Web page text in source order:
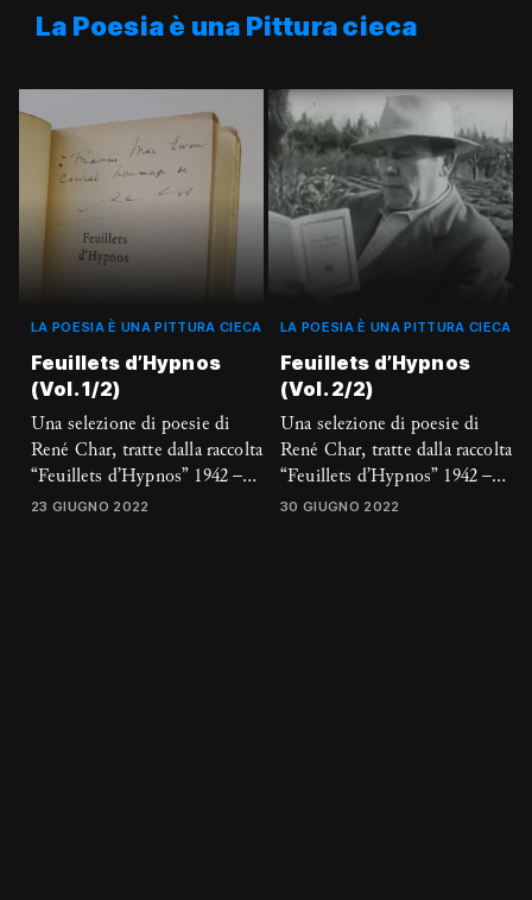
La Poesia è una Pittura cieca
LA POESIA È UNA PITTURA CIECA
Feuillets d’Hypnos
(Vol. 1/2)
Una selezione di poesie di
René Char, tratte dalla raccolta
“Feuillets d’Hypnos” 1942 –
1943, nelle preziose traduzioni
23 GIUGNO 2022
LA POESIA È UNA PITTURA CIECA
Feuillets d’Hypnos
(Vol. 2/2)
Una selezione di poesie di
René Char, tratte dalla raccolta
“Feuillets d’Hypnos” 1942 –
1943, nelle preziose traduzioni
30 GIUGNO 2022